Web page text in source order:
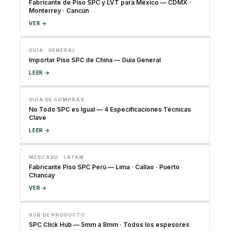
Fabricante de Piso SPC y LVT para México — CDMX ·
Monterrey · Cancún
VER →
GUÍA · GENERAL
Importar Piso SPC de China — Guía General
LEER →
GUÍA DE COMPRAS
No Todo SPC es Igual — 4 Especificaciones Técnicas
Clave
LEER →
MERCADO · LATAM
Fabricante Piso SPC Perú — Lima · Callao · Puerto
Chancay
VER →
HUB DE PRODUCTO
SPC Click Hub — 5mm a 8mm · Todos los espesores